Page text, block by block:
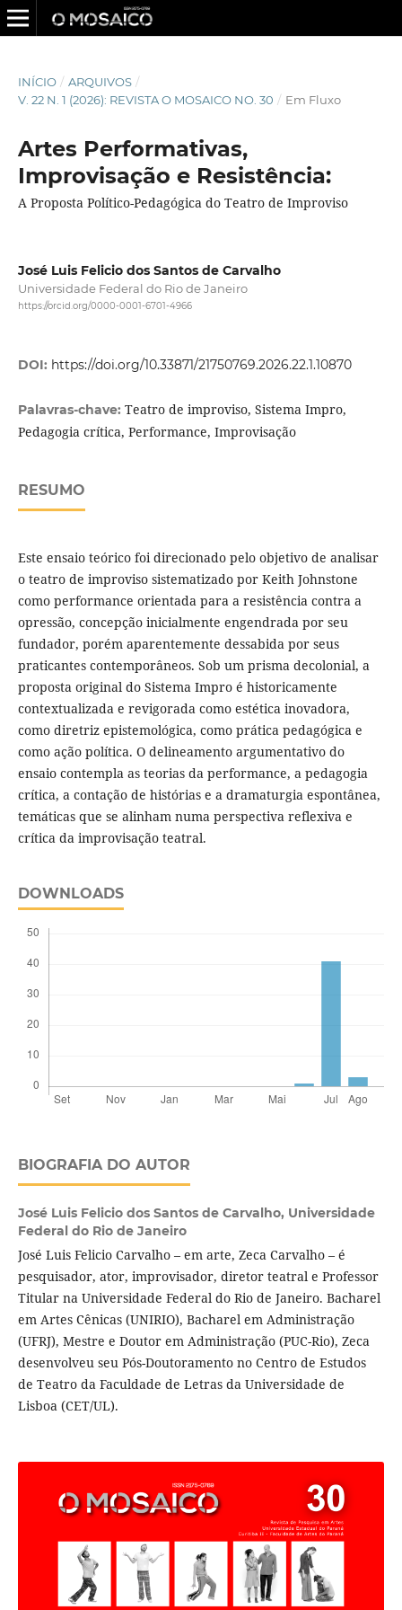
INÍCIO / ARQUIVOS /
V. 22 N. 1 (2026): REVISTA O MOSAICO NO. 30 / Em Fluxo
Artes Performativas,
Improvisação e Resistência:
A Proposta Político-Pedagógica do Teatro de Improviso
José Luis Felicio dos Santos de Carvalho
Universidade Federal do Rio de Janeiro
https://orcid.org/0000-0001-6701-4966
DOI: https://doi.org/10.33871/21750769.2026.22.1.10870
Palavras-chave: Teatro de improviso, Sistema Impro,
Pedagogia crítica, Performance, Improvisação
RESUMO
Este ensaio teórico foi direcionado pelo objetivo de analisar
o teatro de improviso sistematizado por Keith Johnstone
como performance orientada para a resistência contra a
opressão, concepção inicialmente engendrada por seu
fundador, porém aparentemente dessabida por seus
praticantes contemporâneos. Sob um prisma decolonial, a
proposta original do Sistema Impro é historicamente
contextualizada e revigorada como estética inovadora,
como diretriz epistemológica, como prática pedagógica e
como ação política. O delineamento argumentativo do
ensaio contempla as teorias da performance, a pedagogia
crítica, a contação de histórias e a dramaturgia espontânea,
temáticas que se alinham numa perspectiva reflexiva e
crítica da improvisação teatral.
DOWNLOADS
BIOGRAFIA DO AUTOR
José Luis Felicio dos Santos de Carvalho, Universidade
Federal do Rio de Janeiro
José Luis Felicio Carvalho – em arte, Zeca Carvalho – é
pesquisador, ator, improvisador, diretor teatral e Professor
Titular na Universidade Federal do Rio de Janeiro. Bacharel
em Artes Cênicas (UNIRIO), Bacharel em Administração
(UFRJ), Mestre e Doutor em Administração (PUC-Rio), Zeca
desenvolveu seu Pós-Doutoramento no Centro de Estudos
de Teatro da Faculdade de Letras da Universidade de
Lisboa (CET/UL).